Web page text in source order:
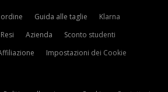
Guida alle taglie
Klarna
Azienda
Sconto studenti
Impostazioni dei Cookie